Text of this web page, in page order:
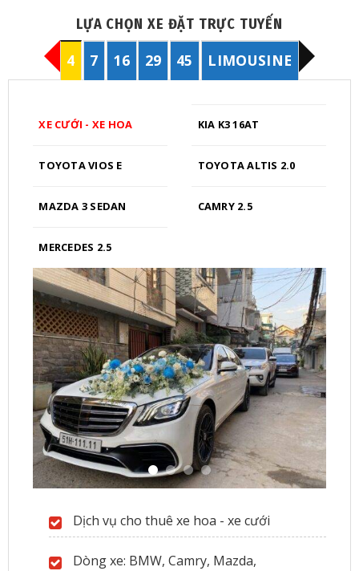
phẩm
nhiều
biến
thể.
chọn
trang
LỰA CHỌN XE ĐẶT TRỰC TUYẾN
4 7 16 29 45 LIMOUSINE
XE CƯỚI - XE HOA KIA K3 16AT
TOYOTA VIOS E TOYOTA ALTIS 2.0
MAZDA 3 SEDAN CAMRY 2.5
MERCEDES 2.5
Dịch vụ cho thuê xe hoa - xe cưới
Dòng xe: BMW, Camry, Mazda,